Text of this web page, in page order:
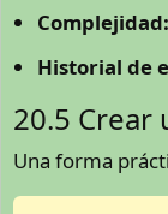
Complejidad:
Historial de
20.5 Crear
Una forma